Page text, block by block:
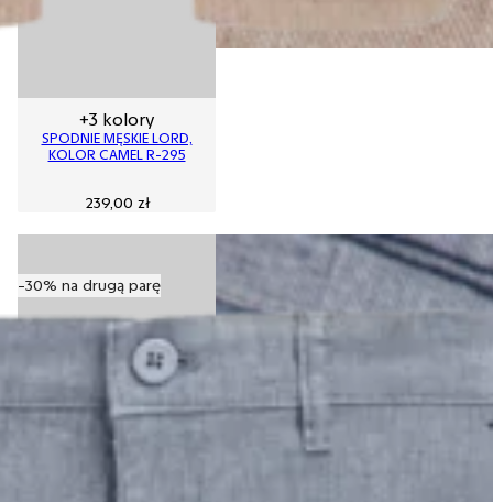
+3 kolory
SPODNIE MĘSKIE LORD,
KOLOR CAMEL R-295
239,00 zł
-30% na drugą parę